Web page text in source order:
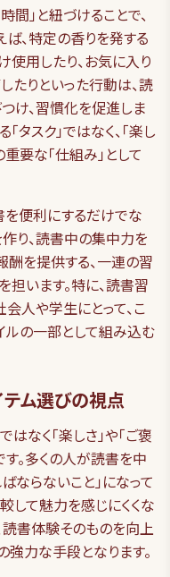
間」と紐づけることで、
、特定の香りを発する
使用したり、お気に入り
たりといった行動は、読
け、習慣化を促進しま
タスク」ではなく、「楽し
要な「仕組み」として
を便利にするだけでな
り、読書中の集中力を
酬を提供する、一連の習
います。特に、読書習
人や学生にとって、こ
ルの一部として組み込む
テム選びの視点
なく「楽しさ」や「ご褒
。多くの人が読書を中
ならないこと」になって
して魅力を感じにくくな
読書体験そのものを向上
力な手段となります。